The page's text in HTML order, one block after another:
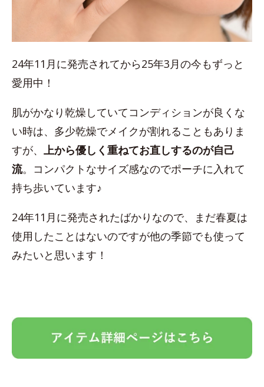
24年11月に発売されてから25年3月の今もずっと
愛用中！
肌がかなり乾燥していてコンディションが良くな
い時は、多少乾燥でメイクが割れることもありま
すが、 上から優しく重ねてお直しするのが自己
流。コンパクトなサイズ感なのでポーチに入れて
持ち歩いています♪
24年11月に発売されたばかりなので、まだ春夏は
使用したことはないのですが他の季節でも使って
みたいと思います！